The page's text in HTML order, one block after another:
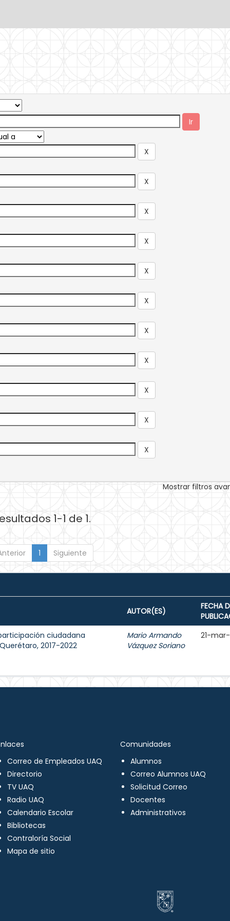
Mostrar filtros
1-1 de 1.
1 Siguiente
AUTOR(ES)
FECHA
ciudadana
2017-2022
Mario Armando
Vázquez Soriano
21-
Correo de Empleados UAQ
Directorio
TV UAQ
Radio UAQ
Calendario Escolar
Bibliotecas
Contraloría Social
Mapa de sitio
Comunidades
Alumnos
Correo Alumnos UAQ
Solicitud Correo
Docentes
Administrativos